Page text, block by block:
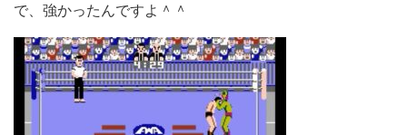
で、強かったんですよ＾＾